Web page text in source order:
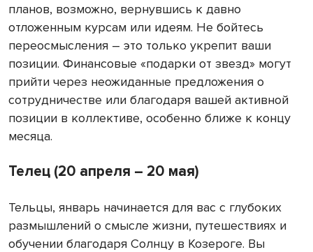
планов, возможно, вернувшись к давно
отложенным курсам или идеям. Не бойтесь
переосмысления – это только укрепит ваши
позиции. Финансовые «подарки от звезд» могут
прийти через неожиданные предложения о
сотрудничестве или благодаря вашей активной
позиции в коллективе, особенно ближе к концу
месяца.
Телец (20 апреля – 20 мая)
Тельцы, январь начинается для вас с глубоких
размышлений о смысле жизни, путешествиях и
обучении благодаря Солнцу в Козероге. Вы